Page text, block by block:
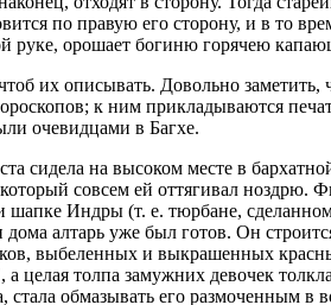
по правую его сторону, и в то
руке, орошает богиню горячею
их описывать. Довольно
к ним прикладываются
очевидцами в Багхе.
сидела на высоком месте в
совсем ей оттягивал ноздрю.
Индры (т. е. тюрбане,
алтарь уже был готов. Он
выбеленных и выкрашенных
целая толпа замужних девочек
стала обмазывать его размоченным